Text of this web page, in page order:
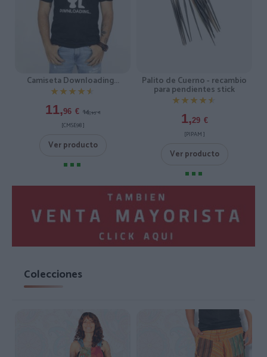
Camiseta Downloading...
★★★★★
★★★★★
11,96 € 14,95 €
[CMSE98 ]
Ver producto
Palito de Cuerno - recambio
para pendientes stick
★★★★★
★★★★★
1,29 €
[PIPAM ]
Ver producto
Colecciones